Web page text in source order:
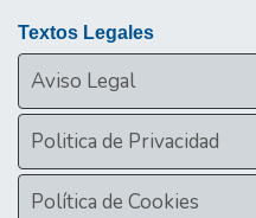
Textos Legales
Aviso Legal
Politica de Privacidad
Política de Cookies